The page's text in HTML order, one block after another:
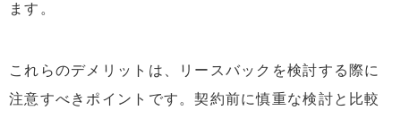
ます。
これらのデメリットは、リースバックを検討する際に
注意すべきポイントです。契約前に慎重な検討と比較